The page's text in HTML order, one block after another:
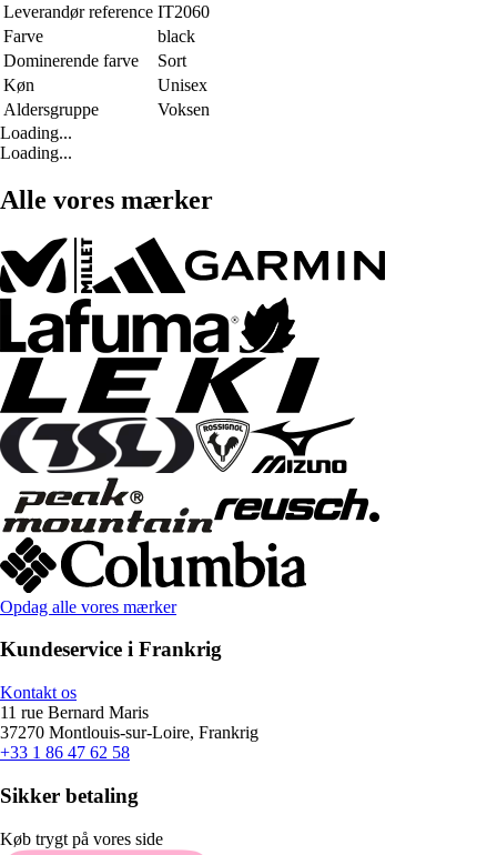
Leverandør reference IT2060
Farve
black
Dominerende farve
Sort
Køn
Unisex
Aldersgruppe
Voksen
Loading...
Loading...
Alle vores mærker
Opdag alle vores mærker
Kundeservice i Frankrig
Kontakt os
11 rue Bernard Maris
37270 Montlouis-sur-Loire, Frankrig
+33 1 86 47 62 58
Sikker betaling
Køb trygt på vores side